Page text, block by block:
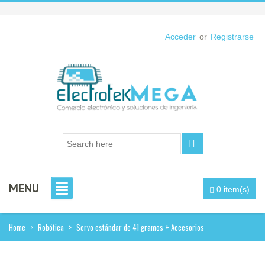
Acceder or Registrarse
MENU 0 item(s)
Home > Robótica > Servo estándar de 41 gramos + Accesorios